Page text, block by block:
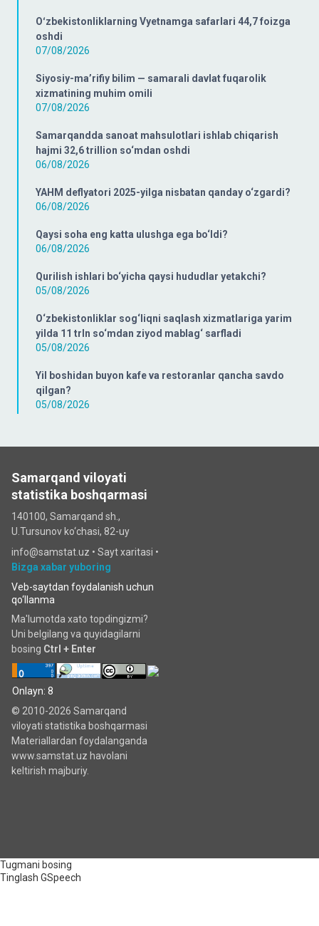
Oʻzbekistonliklarning Vyetnamga safarlari 44,7 foizga
oshdi
07/08/2026
Siyosiy-ma’rifiy bilim — samarali davlat fuqarolik
xizmatining muhim omili
07/08/2026
Samarqandda sanoat mahsulotlari ishlab chiqarish
hajmi 32,6 trillion so‘mdan oshdi
06/08/2026
YAHM deflyatori 2025-yilga nisbatan qanday o‘zgardi?
06/08/2026
Qaysi soha eng katta ulushga ega bo‘ldi?
06/08/2026
Qurilish ishlari bo‘yicha qaysi hududlar yetakchi?
05/08/2026
O‘zbekistonliklar sog‘liqni saqlash xizmatlariga yarim
yilda 11 trln so‘mdan ziyod mablag‘ sarfladi
05/08/2026
Yil boshidan buyon kafe va restoranlar qancha savdo
qilgan?
05/08/2026
Samarqand viloyati
statistika boshqarmasi
140100, Samarqand sh.,
U.Tursunov ko‘chаsi, 82-uy
info@samstat.uz • Sayt xaritasi •
Bizga xabar yuboring
Veb-saytdan foydalanish uchun
qo‘llanma
Ma'lumotda xato topdingizmi?
Uni belgilang va quyidagilarni
bosing Ctrl + Enter
Onlayn: 8
© 2010-2026 Samarqand
viloyati statistika boshqarmasi
Materiallardan foydalanganda
www.samstat.uz havolani
keltirish majburiy.
Tugmani bosing
Tinglash GSpeech